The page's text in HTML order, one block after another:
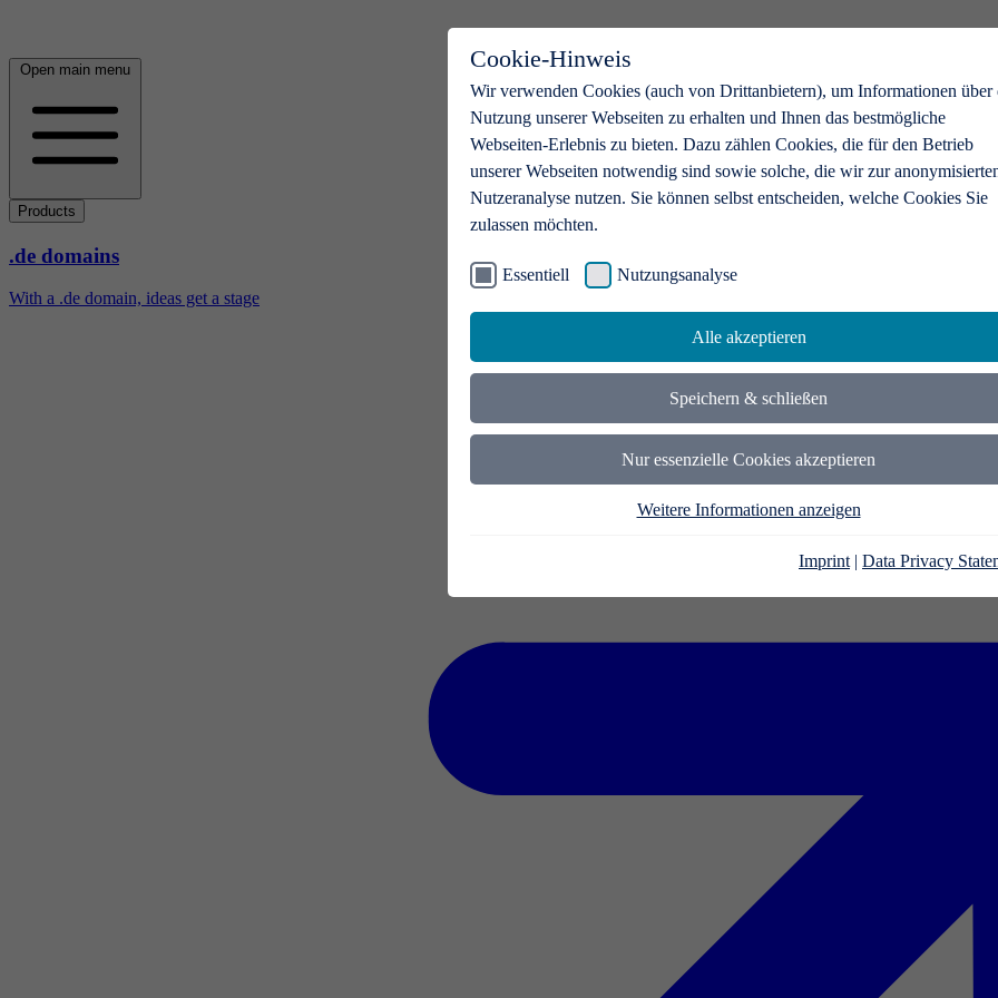
Cookie-Hinweis
Wir verwenden Cookies (auch von Drittanbietern), um Informationen über
Nutzung unserer Webseiten zu erhalten und Ihnen das bestmögliche
Webseiten-Erlebnis zu bieten. Dazu zählen Cookies, die für den Betrieb
unserer Webseiten notwendig sind sowie solche, die wir zur
Nutzeranalyse nutzen. Sie können selbst entscheiden, welche Cookies Sie
zulassen möchten.
Essentiell Nutzungsanalyse
Alle akzeptieren
Speichern & schließen
Nur essenzielle Cookies akzeptieren
Weitere Informationen anzeigen
Imprint | Data Privacy
Open main menu
Products
.de domains
With a .de domain, ideas get a stage